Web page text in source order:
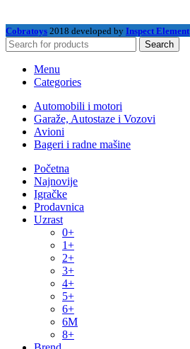
Cobratoys 2018 developed by Inspect Element
Search
Menu
Categories
Automobili i motori
Garaže, Autostaze i Vozovi
Avioni
Bageri i radne mašine
Početna
Najnovije
Igračke
Prodavnica
Uzrast
0+
1+
2+
3+
4+
5+
6+
6M
8+